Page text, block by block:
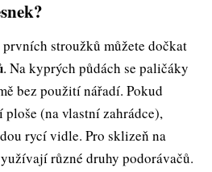
stroužků můžete dočkat
. Na kyprých půdách se paličáky
bez použití nářadí. Pokud
ploše (na vlastní zahrádce),
rycí vidle. Pro sklizeň na
různé druhy podorávačů.